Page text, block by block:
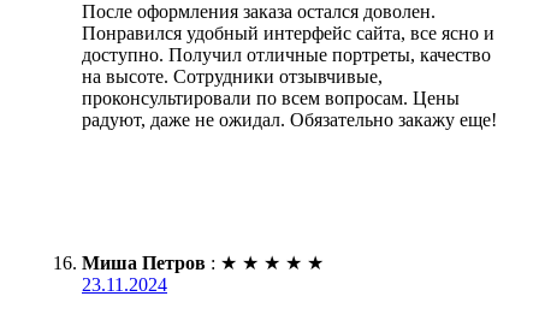
После оформления заказа остался доволен.
Понравился удобный интерфейс сайта, все ясно и
доступно. Получил отличные портреты, качество
на высоте. Сотрудники отзывчивые,
проконсультировали по всем вопросам. Цены
радуют, даже не ожидал. Обязательно закажу еще!
Миша Петров : ★ ★ ★ ★ ★
23.11.2024